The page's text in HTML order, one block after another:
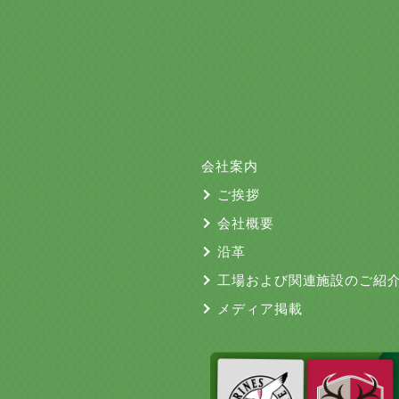
会社案内
ご挨拶
会社概要
沿革
工場および関連施設のご紹
メディア掲載